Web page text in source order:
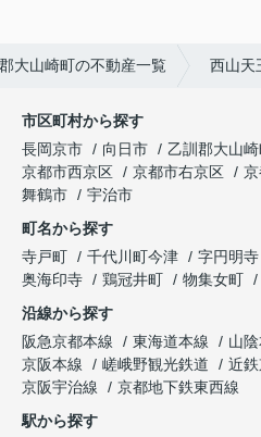
大山崎町の不動産一覧 西山天
市区町村から探す
長岡京市
向日市 乙訓郡大山
京都市西京区
京都市右京区
舞鶴市
宇治市
町名から探す
寺戸町
千代川町今津 字円明寺
奥海印寺
鶏冠井町 物集女町
沿線から探す
阪急京都本線
東海道本線 山
京阪本線
嵯峨野観光鉄道 近
京阪宇治線
京都地下鉄東西線
駅から探す